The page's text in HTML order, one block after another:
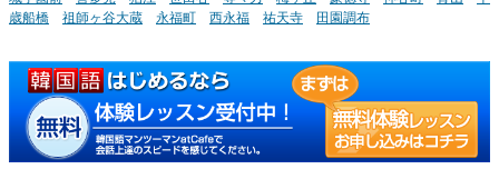
歳船橋
祖師ヶ谷大蔵 永福町 西永福 祐天寺 田園調布